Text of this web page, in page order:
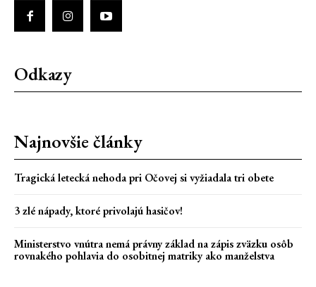
Odkazy
Najnovšie články
Tragická letecká nehoda pri Očovej si vyžiadala tri obete
3 zlé nápady, ktoré privolajú hasičov!
Ministerstvo vnútra nemá právny základ na zápis zväzku osôb
rovnakého pohlavia do osobitnej matriky ako manželstva